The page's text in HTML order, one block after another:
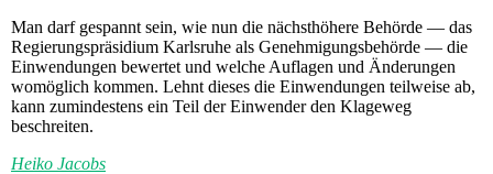
Man darf gespannt sein, wie nun die nächsthöhere Behörde — das
Regierungspräsidium Karlsruhe als Genehmigungsbehörde — die
Einwendungen bewertet und welche Auflagen und Änderungen
womöglich kommen. Lehnt dieses die Einwendungen teilweise ab,
kann zumindestens ein Teil der Einwender den Klageweg
beschreiten.
Heiko Jacobs